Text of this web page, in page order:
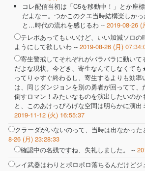
コレ配信当初は「C5を移動中！」とか座
だよなー。つかこのクエ当時結構楽しか
と…時代の流れを感じるわ -- 2019-08-26 (
テレポあってもいいけど、いい加減ソロの
ようにして欲しいわ -- 2019-08-26 (月)
寄生警戒してそれぞれがバラバラに動い
だよな現状。今どき、寄生なんてしなくて
ってりゃすぐ終わるし、寄生するよりも効
は、同じダンジョンを別の勇者が回ってて
倒すロマン！みたいなものを演出したいのか
と、このあけっぴろげな空間は明らかに演
2019-11-12 (火) 16:55:37
クラーダがいないのって、当時は出なかった
8-26 (月) 23:28:33
確認中の名残ですね、失礼しました。 --
レイ武器はわりとポロポロ落ちるんだけど